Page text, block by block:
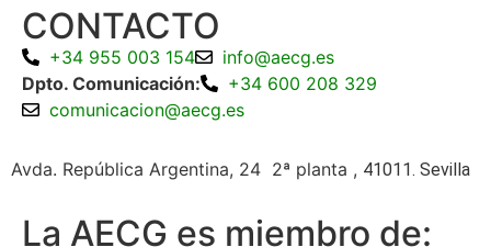
CONTACTO
+34 955 003 154
info@aecg.es
Dpto. Comunicación:
+34 600 208 329
comunicacion@aecg.es
Avda. República Argentina, 24 2ª planta , 41011. Sevilla
La AECG es miembro de: